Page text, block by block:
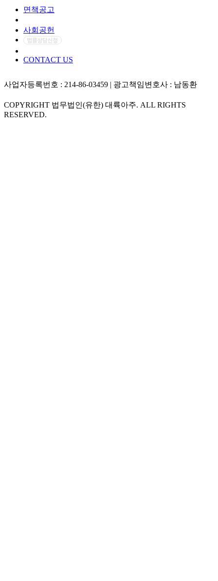
면책공고
사회공헌
CONTACT US
사업자등록번호 : 214-86-03459 | 광고책임변호사 : 남동환
COPYRIGHT 법무법인(유한) 대륙아주. ALL RIGHTS
RESERVED.